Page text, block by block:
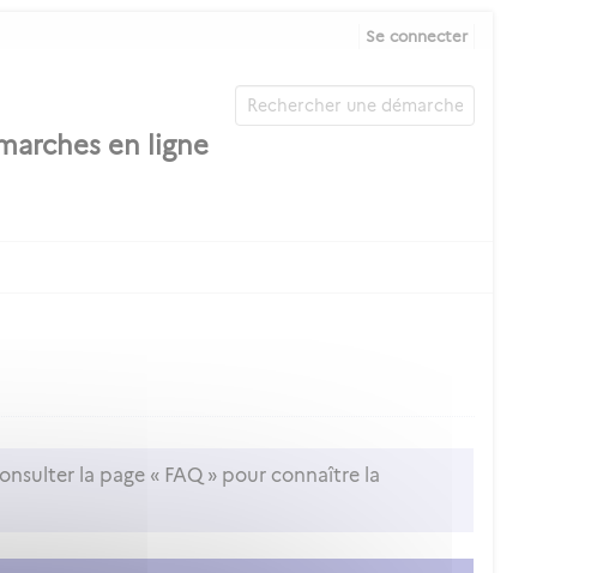
Se connecter
la page « FAQ » pour connaître la